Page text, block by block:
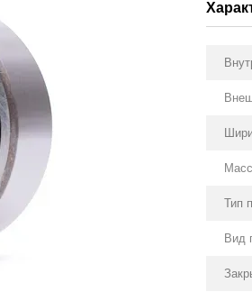
Тип
Вид